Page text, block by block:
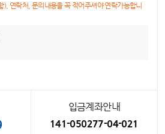
), 연락처, 문의내용을 꼭 적어주셔야 연락가능합니
입금계좌안내
141-050277-04-021